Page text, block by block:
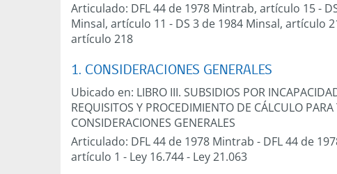
Articulado: DFL 44 de 1978 Mintrab, artículo 15-
Minsal, artículo 11 - DS 3 de 1984 Minsal, artículo
artículo 218
1. CONSIDERACIONES GENERALES
Ubicado en: LIBRO III. SUBSIDIOS POR
REQUISITOS Y PROCEDIMIENTO DE CÁLCULO
CONSIDERACIONES GENERALES
Articulado: DFL 44 de 1978 Mintrab - DFL 44 de
artículo 1 - Ley 16.744- Ley 21.063